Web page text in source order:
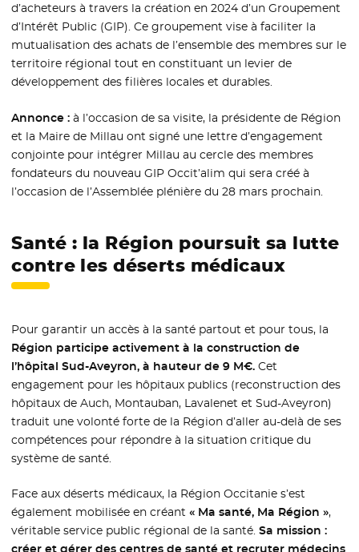
d’acheteurs à travers la création en 2024 d’un Groupement
d’Intérêt Public (GIP). Ce groupement vise à faciliter la
mutualisation des achats de l’ensemble des membres sur le
territoire régional tout en constituant un levier de
développement des filières locales et durables.
Annonce : à l’occasion de sa visite, la présidente de Région
et la Maire de Millau ont signé une lettre d’engagement
conjointe pour intégrer Millau au cercle des membres
fondateurs du nouveau GIP Occit’alim qui sera créé à
l’occasion de l’Assemblée plénière du 28 mars prochain.
Santé : la Région poursuit sa lutte
contre les déserts médicaux
Pour garantir un accès à la santé partout et pour tous, la
Région participe activement à la construction de
l’hôpital Sud-Aveyron, à hauteur de 9 M€. Cet
engagement pour les hôpitaux publics (reconstruction des
hôpitaux de Auch, Montauban, Lavalenet et Sud-Aveyron)
traduit une volonté forte de la Région d’aller au-delà de ses
compétences pour répondre à la situation critique du
système de santé.
Face aux déserts médicaux, la Région Occitanie s’est
également mobilisée en créant« Ma santé, Ma Région »,
véritable service public régional de la santé.Sa mission :
créer et gérer des centres de santé et recruter médecins